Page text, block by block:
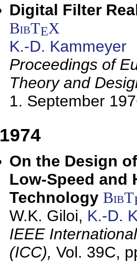
Digital Filter
BibTEX
K.-D. Kammeyer
Proceedings of
Theory and
1. September
1974
On the Design
Low-Speed and
Technology BibT
W.K. Giloi, K.-D.
IEEE
(ICC), Vol. 39C,